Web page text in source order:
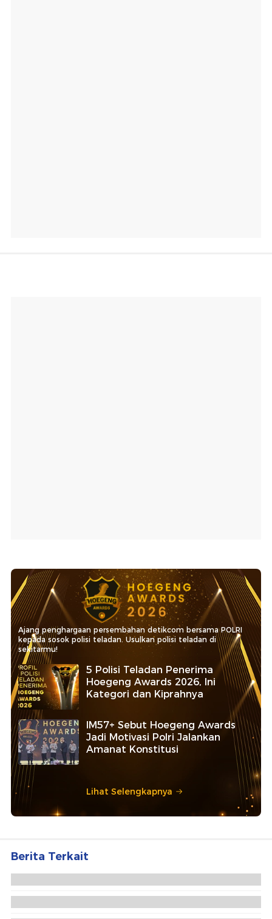
Ajang penghargaan persembahan detikcom bersama POLRI
kepada sosok polisi teladan. Usulkan polisi teladan di
sekitarmu!
5 Polisi Teladan Penerima
Hoegeng Awards 2026, Ini
Kategori dan Kiprahnya
IM57+ Sebut Hoegeng Awards
Jadi Motivasi Polri Jalankan
Amanat Konstitusi
Lihat Selengkapnya
Berita Terkait